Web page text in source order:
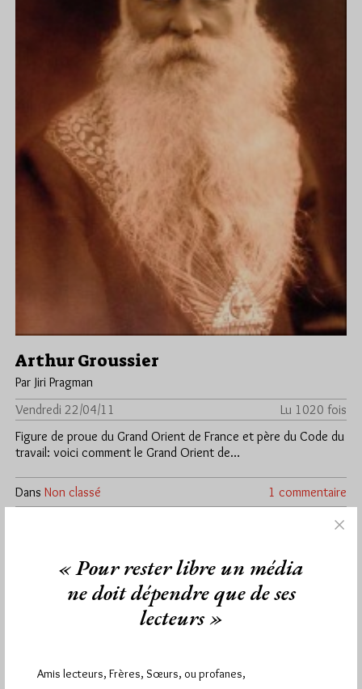
Arthur Groussier
Par Jiri Pragman
Vendredi 22/04/11
Lu 1020 fois
Figure de proue du Grand Orient de France et père du Code du
travail: voici comment le Grand Orient de…
Dans Non classé 1 commentaire
« Pour rester libre un média
ne doit dépendre que de ses
lecteurs »
Amis lecteurs, Frères, Sœurs, ou profanes,